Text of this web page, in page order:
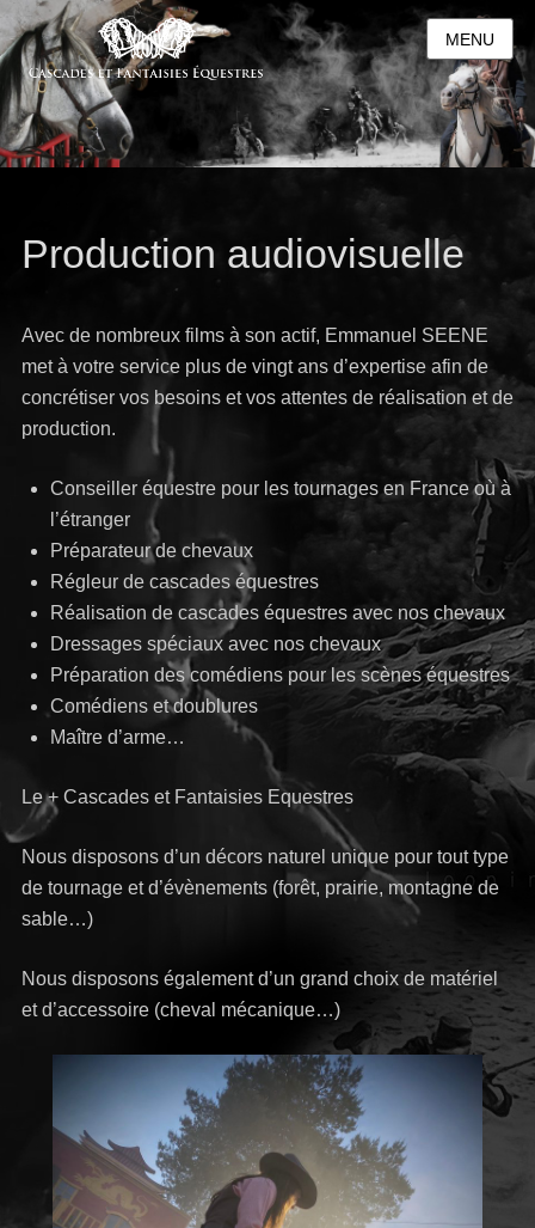
MENU
Production audiovisuelle
Avec de nombreux films à son actif, Emmanuel SEENE
met à votre service plus de vingt ans d’expertise afin de
concrétiser vos besoins et vos attentes de réalisation et de
production.
Conseiller équestre pour les tournages en France où à
l’étranger
Préparateur de chevaux
Régleur de cascades équestres
Réalisation de cascades équestres avec nos chevaux
Dressages spéciaux avec nos chevaux
Préparation des comédiens pour les scènes équestres
Comédiens et doublures
Maître d’arme…
Le + Cascades et Fantaisies Equestres
Nous disposons d’un décors naturel unique pour tout type
de tournage et d’évènements (forêt, prairie, montagne de
sable…)
Nous disposons également d’un grand choix de matériel
et d’accessoire (cheval mécanique…)